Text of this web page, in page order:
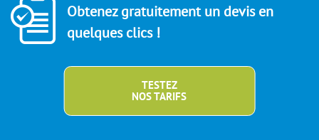
Obtenez gratuitement un devis en
quelques clics !
TESTEZ
NOS TARIFS